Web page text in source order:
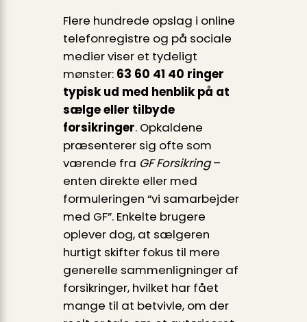
Flere hundrede opslag i online
telefonregistre og på sociale
medier viser et tydeligt
mønster: 63 60 41 40 ringer
typisk ud med henblik på at
sælge eller tilbyde
forsikringer. Opkaldene
præsenterer sig ofte som
værende fra GF Forsikring–
enten direkte eller med
formuleringen “vi samarbejder
med GF”. Enkelte brugere
oplever dog, at sælgeren
hurtigt skifter fokus til mere
generelle sammenligninger af
forsikringer, hvilket har fået
mange til at betvivle, om der